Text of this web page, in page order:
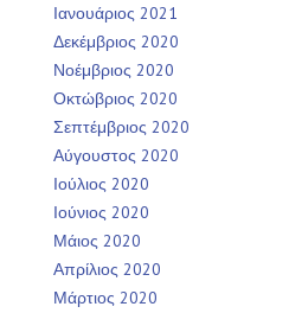
Ιανουάριος 2021
Δεκέμβριος 2020
Νοέμβριος 2020
Οκτώβριος 2020
Σεπτέμβριος 2020
Αύγουστος 2020
Ιούλιος 2020
Ιούνιος 2020
Μάιος 2020
Απρίλιος 2020
Μάρτιος 2020